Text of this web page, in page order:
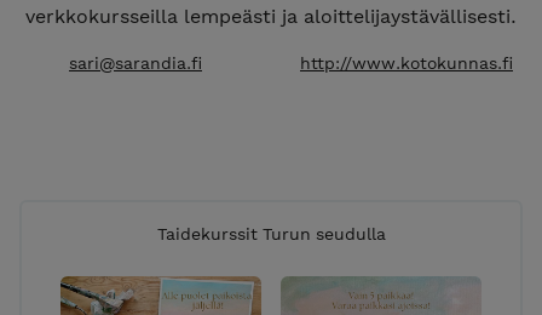
verkkokursseilla lempeästi ja aloittelijaystävällisesti.
sari@sarandia.fi http://www.kotokunnas.fi
Taidekurssit Turun seudulla